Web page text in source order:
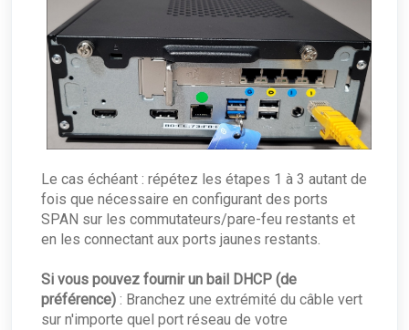
Le cas échéant : répétez les étapes 1 à 3 autant de
fois que nécessaire en configurant des ports
SPAN sur les commutateurs/pare-feu restants et
en les connectant aux ports jaunes restants.
Si vous pouvez fournir un bail DHCP (de
préférence) : Branchez une extrémité du câble vert
sur n'importe quel port réseau de votre